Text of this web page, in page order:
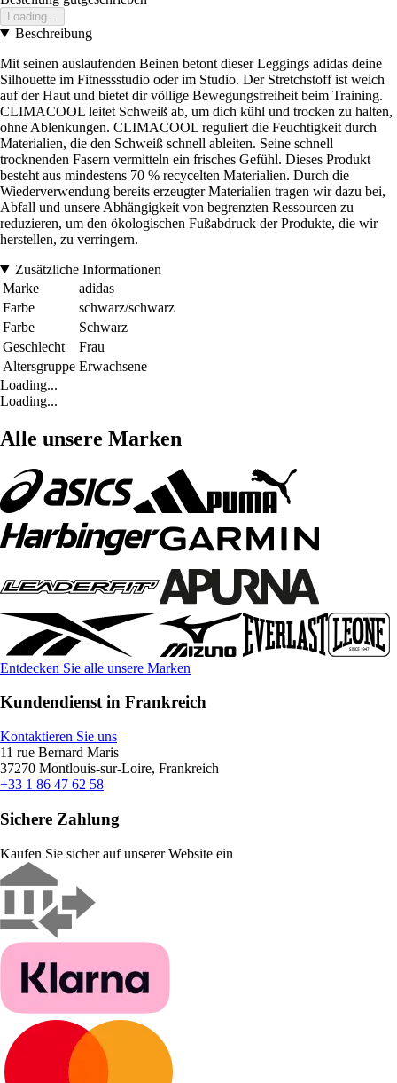
Loading...
Beschreibung
Mit seinen auslaufenden Beinen betont dieser Leggings adidas deine
Silhouette im Fitnessstudio oder im Studio. Der Stretchstoff ist weich
auf der Haut und bietet dir völlige Bewegungsfreiheit beim Training.
CLIMACOOL leitet Schweiß ab, um dich kühl und trocken zu halten,
ohne Ablenkungen. CLIMACOOL reguliert die Feuchtigkeit durch
Materialien, die den Schweiß schnell ableiten. Seine schnell
trocknenden Fasern vermitteln ein frisches Gefühl. Dieses Produkt
besteht aus mindestens 70 % recycelten Materialien. Durch die
Wiederverwendung bereits erzeugter Materialien tragen wir dazu bei,
Abfall und unsere Abhängigkeit von begrenzten Ressourcen zu
reduzieren, um den ökologischen Fußabdruck der Produkte, die wir
herstellen, zu verringern.
Zusätzliche Informationen
Marke
adidas
Farbe
schwarz/schwarz
Farbe
Schwarz
Geschlecht
Frau
Altersgruppe Erwachsene
Loading...
Loading...
Alle unsere Marken
Entdecken Sie alle unsere Marken
Kundendienst in Frankreich
Kontaktieren Sie uns
11 rue Bernard Maris
37270 Montlouis-sur-Loire, Frankreich
+33 1 86 47 62 58
Sichere Zahlung
Kaufen Sie sicher auf unserer Website ein